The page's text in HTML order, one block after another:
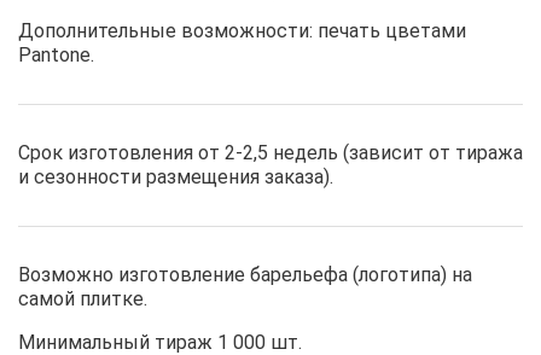
Дополнительные возможности: печать цветами
Pantone.
Срок изготовления от 2-2,5 недель (зависит от тиража
и сезонности размещения заказа).
Возможно изготовление барельефа (логотипа) на
самой плитке.
Минимальный тираж 1 000 шт.